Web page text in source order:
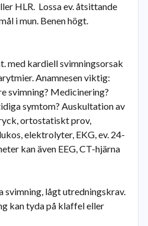
HLR. Lossa ev. åtsittande
i mun. Benen högt.
med kardiell svimningsorsak
Anamnesen viktig:
svimning? Medicinering?
symtom? Auskultation av
ortostatiskt prov,
elektrolyter, EKG, ev. 24-
kan även EEG, CT-hjärna
svimning, lågt utredningskrav.
kan tyda på klaffel eller